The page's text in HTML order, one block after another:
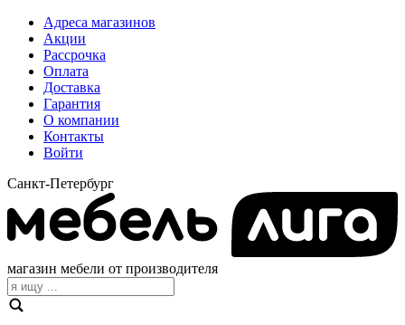
Адреса магазинов
Акции
Рассрочка
Оплата
Доставка
Гарантия
О компании
Контакты
Войти
Санкт-Петербург
магазин мебели от производителя